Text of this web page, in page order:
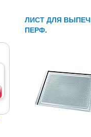
ЛИСТ ДЛЯ
ПЕРФ.